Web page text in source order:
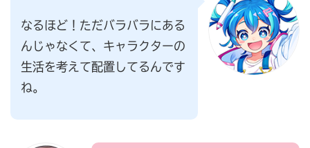
なるほど！ただバラバラにある
んじゃなくて、キャラクターの
生活を考えて配置してるんです
ね。